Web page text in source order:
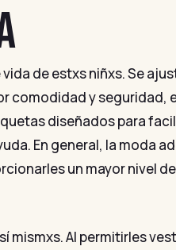
de estxs niñxs. Se
comodidad y seguridad,
diseñados para
En general, la moda
un mayor nivel
mismxs. Al permitirles